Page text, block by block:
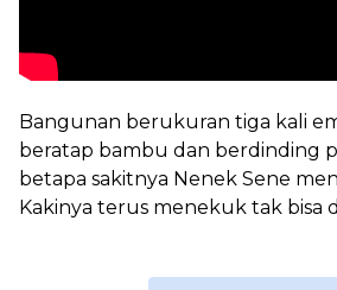
Bangunan berukuran tiga kali
beratap bambu dan berdinding
betapa sakitnya Nenek Sene
Kakinya terus menekuk tak bisa